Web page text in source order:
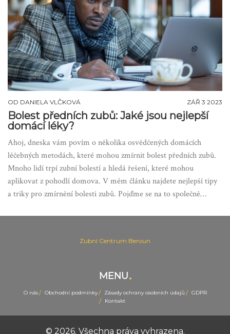
OD DANIELA VLČKOVÁ ZÁŘ 3 2023
Bolest předních zubů: Jaké jsou nejlepší
domácí léky?
Ahoj, dneska vám povím o několika osvědčených domácích
léčebných metodách, které mohou zmírnit bolest předních zubů.
Mnoho lidí trpí zubní bolestí a hledá řešení, které mohou
aplikovat z pohodlí domova. V mém článku najdete nejlepší tipy
a triky pro zmírnění bolesti zubů. Pojďme se na to společně
Zubní Centrum Beroun
MENU
O nás Obchodní podmínky Zásady ochrany osobních údajů
GDPR
Kontakt
© 2026. Všechna práva vyhrazena.